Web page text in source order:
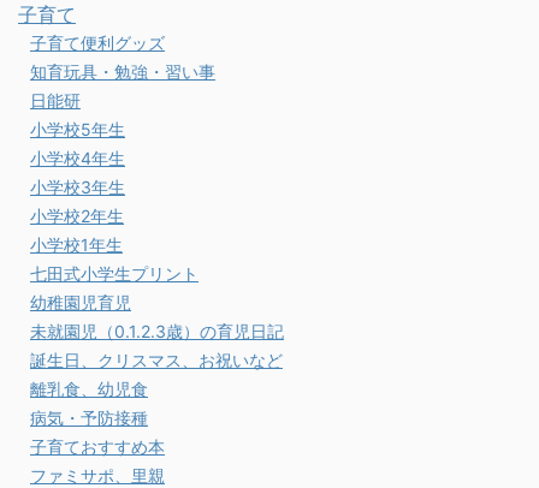
子育て
子育て便利グッズ
知育玩具・勉強・習い事
日能研
小学校5年生
小学校4年生
小学校3年生
小学校2年生
小学校1年生
七田式小学生プリント
幼稚園児育児
未就園児（0.1.2.3歳）の育児日記
誕生日、クリスマス、お祝いなど
離乳食、幼児食
病気・予防接種
子育ておすすめ本
ファミサポ、里親